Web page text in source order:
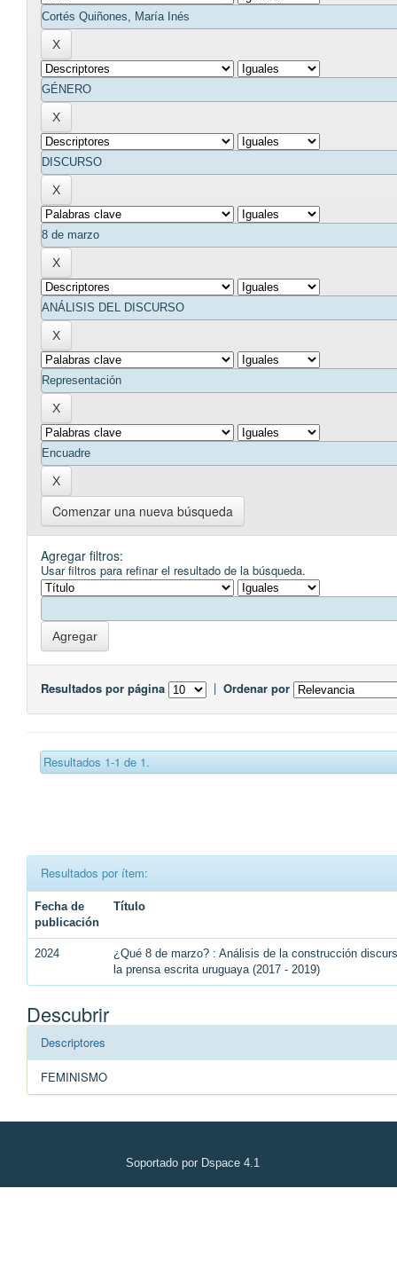
Comenzar una nueva búsqueda
Agregar filtros:
Usar filtros para refinar el resultado de la búsqueda.
Resultados por página | Ordenar por
Resultados 1-1 de 1.
Resultados por ítem:
Fecha de
publicación
Título
2024
¿Qué 8 de marzo? : Análisis de la construcción
la prensa escrita uruguaya (2017 - 2019)
Descubrir
Descriptores
FEMINISMO
Soportado por Dspace 4.1